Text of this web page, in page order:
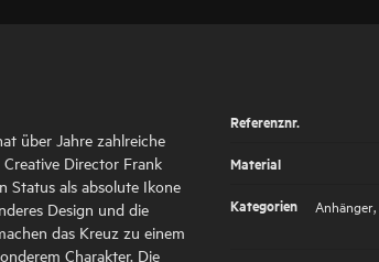
über Jahre zahlreiche
Director Frank
Status als absolute Ikone
Design und die
das Kreuz zu einem
Charakter. Die
Referenznr.
Material
Kategorien
Anhänger